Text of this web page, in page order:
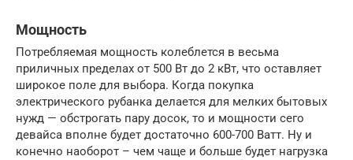
Мощность
Потребляемая мощность колеблется в весьма
приличных пределах от 500 Вт до 2 кВт, что оставляет
широкое поле для выбора. Когда покупка
электрического рубанка делается для мелких бытовых
нужд — обстрогать пару досок, то и мощности сего
девайса вполне будет достаточно 600-700 Ватт. Ну и
конечно наоборот – чем чаще и больше будет нагрузка